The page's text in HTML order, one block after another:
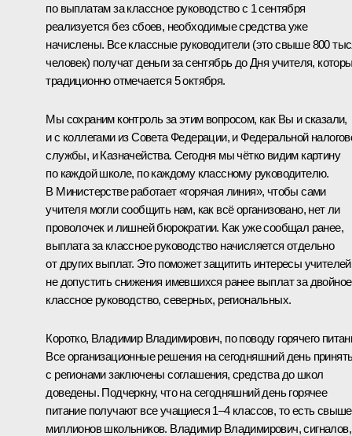
по выплатам за классное руководство с 1 сентября
реализуется без сбоев, необходимые средства уже
начислены. Все классные руководители (это свыше 800
человек) получат деньги за сентябрь до Дня учителя,
традиционно отмечается 5 октября.
Мы сохраним контроль за этим вопросом, как Вы и сказали,
и с коллегами из Совета Федерации, и Федеральной
службы, и Казначейства. Сегодня мы чётко видим картину
по каждой школе, по каждому классному руководителю.
В Министерстве работает «горячая линия», чтобы сами
учителя могли сообщить нам, как всё организовано, нет ли
проволочек и лишней бюрократии. Как уже сообщал ранее,
выплата за классное руководство начисляется отдельно
от других выплат. Это поможет защитить интересы
не допустить снижения имевшихся ранее выплат за двойное
классное руководство, северных, региональных.
Коротко, Владимир Владимирович, по поводу горячего
Все организационные решения на сегодняшний день
с регионами заключены соглашения, средства до школ
доведены. Подчеркну, что на сегодняшний день горячее
питание получают все учащиеся 1–4 классов, то есть
миллионов школьников. Владимир Владимирович, сигналов,